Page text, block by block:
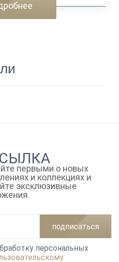
первыми о новых
и коллекциях и
эксклюзивные
подписаться
персональных